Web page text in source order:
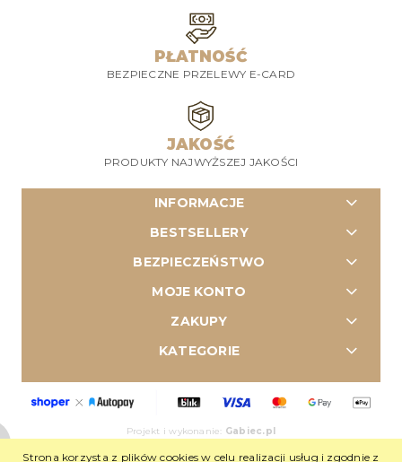
Strona korzysta z plików cookies w celu realizacji usług i zgodnie z
PŁATNOŚĆ
BEZPIECZNE PRZELEWY E-CARD
JAKOŚĆ
PRODUKTY NAJWYŻSZEJ JAKOŚCI
INFORMACJE
BESTSELLERY
BEZPIECZEŃSTWO
MOJE KONTO
ZAKUPY
KATEGORIE
Projekt i wykonanie: Gabiec.pl
Sklep internetowy Shoper Premium